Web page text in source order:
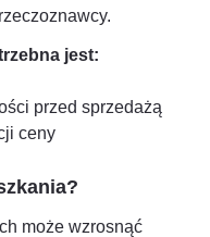
jest:
przed sprzedażą
ceny
może wzrosnąć